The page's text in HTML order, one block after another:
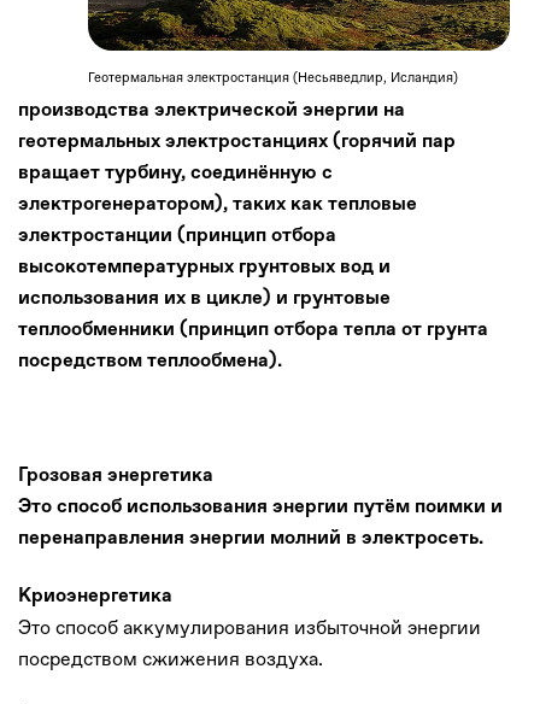
Геотермальная электростанция (Несьяведлир, Исландия)
производства электрической энергии на
геотермальных электростанциях (горячий пар
вращает турбину, соединённую с
электрогенератором), таких как тепловые
электростанции (принцип отбора
высокотемпературных грунтовых вод и
использования их в цикле) и грунтовые
теплообменники (принцип отбора тепла от грунта
посредством теплообмена).
Грозовая энергетика
Это способ использования энергии путём поимки и
перенаправления энергии молний в электросеть.
Криоэнергетика
Это способ аккумулирования избыточной энергии
посредством сжижения воздуха.